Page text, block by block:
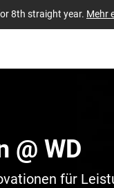
8th straight year. Mehr
@ WD
für